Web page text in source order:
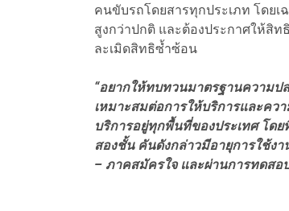
คนขับรถโดยสารทุกประเภท โดย
สูงกว่าปกติ และต้องประกาศให้สิ
ละเมิดสิทธิซ้ำซ้อน
“อยากให้ทบทวนมาตรฐานความป
เหมาะสมต่อการให้บริการและคว
บริการอยู่ทุกพื้นที่ของประเทศ โด
สองชั้น คันดังกล่าวมีอายุการใช้ง
– ภาคสมัครใจ และผ่านการทดสอ